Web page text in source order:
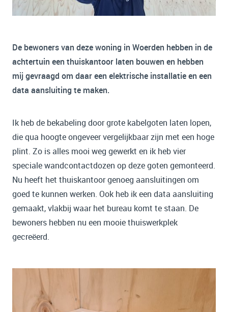
De bewoners van deze woning in Woerden hebben in de
achtertuin een thuiskantoor laten bouwen en hebben
mij gevraagd om daar een elektrische installatie en een
data aansluiting te maken.
Ik heb de bekabeling door grote kabelgoten laten lopen,
die qua hoogte ongeveer vergelijkbaar zijn met een hoge
plint. Zo is alles mooi weg gewerkt en ik heb vier
speciale wandcontactdozen op deze goten gemonteerd.
Nu heeft het thuiskantoor genoeg aansluitingen om
goed te kunnen werken. Ook heb ik een data aansluiting
gemaakt, vlakbij waar het bureau komt te staan. De
bewoners hebben nu een mooie thuiswerkplek
gecreëerd.